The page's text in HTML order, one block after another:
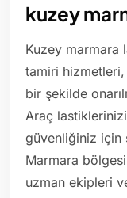
kuzey
Kuzey marmara
tamiri hizmetleri,
bir şekilde
Araç
güvenliğiniz için
Marmara
uzman ekipleri